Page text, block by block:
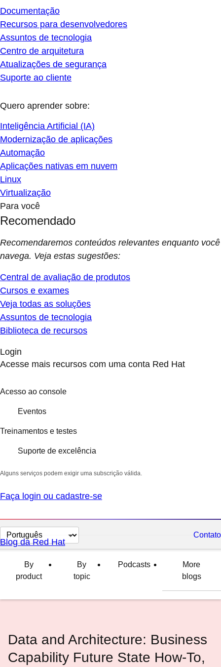
Documentação
Recursos para desenvolvedores
Assuntos de tecnologia
Centro de arquitetura
Atualizações de segurança
Suporte ao cliente
Quero aprender sobre:
Inteligência Artificial (IA)
Modernização de aplicações
Automação
Aplicações nativas em nuvem
Linux
Virtualização
Para você
Recomendado
Recomendaremos conteúdos relevantes enquanto você
navega. Veja estas sugestões:
Central de avaliação de produtos
Cursos e exames
Veja todas as soluções
Assuntos de tecnologia
Biblioteca de recursos
Login
Acesse mais recursos com uma conta Red Hat
Acesso ao console
Eventos
Treinamentos e testes
Suporte de excelência
Alguns serviços podem exigir uma subscrição válida.
Faça login ou cadastre-se
Selecionar
idioma
Contato
Blog da Red Hat
By
product
By
topic
Podcasts
More
blogs
Data and Architecture: Business
Capability Future State How-To,